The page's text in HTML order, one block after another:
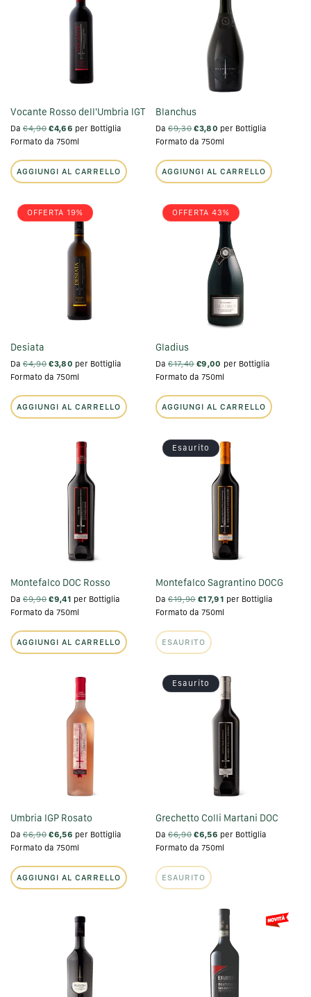
E
:
Vocante Rosso dell'Umbria IGT
Da €4,90 €4,66 per Bottiglia
Formato da 750ml
AGGIUNGI AL CARRELLO
Blanchus
Da €9,30 €3,80 per Bottiglia
Formato da 750ml
AGGIUNGI AL CARRELLO
OFFERTA 19%
Desiata
Da €4,90 €3,80 per Bottiglia
Formato da 750ml
AGGIUNGI AL CARRELLO
OFFERTA 43%
Gladius
Da €17,40 €9,00 per Bottiglia
Formato da 750ml
AGGIUNGI AL CARRELLO
Montefalco DOC Rosso
Da €9,90 €9,41 per Bottiglia
Formato da 750ml
AGGIUNGI AL CARRELLO
Esaurito
Montefalco Sagrantino DOCG
Da €19,90 €17,91 per Bottiglia
Formato da 750ml
ESAURITO
Umbria IGP Rosato
Da €6,90 €6,56 per Bottiglia
Formato da 750ml
AGGIUNGI AL CARRELLO
Esaurito
Grechetto Colli Martani DOC
Da €6,90 €6,56 per Bottiglia
Formato da 750ml
ESAURITO